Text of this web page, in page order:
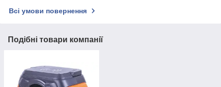
Всі умови повернення
Подібні товари компанії